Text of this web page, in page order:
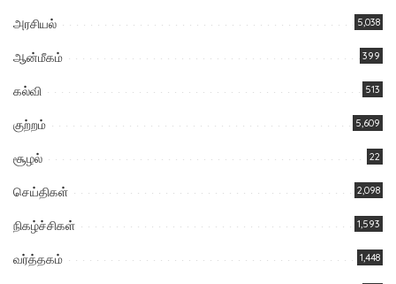
அரசியல் 5,038
ஆன்மீகம் 399
கல்வி 513
குற்றம் 5,609
சூழல் 22
செய்திகள் 2,098
நிகழ்ச்சிகள் 1,593
வர்த்தகம் 1,448